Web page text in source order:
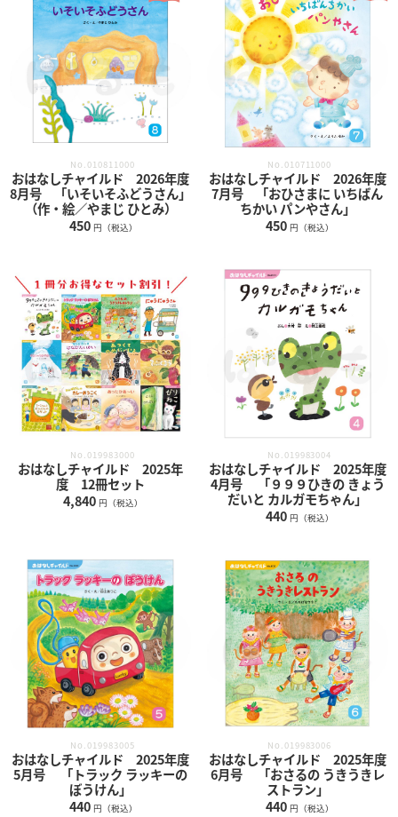
No.010811000
おはなしチャイルド 2026年度
8月号 「いそいそふどうさん」
（作・絵／やまじ ひとみ）
450 円（税込）
No.010711000
おはなしチャイルド 2026年度
7月号 「おひさまに いちばん
ちかい パンやさん」
450 円（税込）
No.019983000
おはなしチャイルド 2025年
度 12冊セット
4,840 円（税込）
No.019983004
おはなしチャイルド 2025年度
4月号 「９９９ひきの きょう
だいと カルガモちゃん」
440 円（税込）
No.019983005
おはなしチャイルド 2025年度
5月号 「トラック ラッキーの
ぼうけん」
440 円（税込）
No.019983006
おはなしチャイルド 2025年度
6月号 「おさるの うきうきレ
ストラン」
440 円（税込）